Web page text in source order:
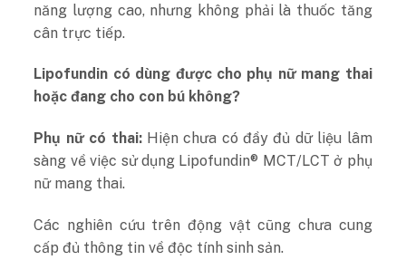
năng lượng cao, nhưng không phải là thuốc tăng
cân trực tiếp.
Lipofundin có dùng được cho phụ nữ mang thai
hoặc đang cho con bú không?
Phụ nữ có thai:Hiện chưa có đầy đủ dữ liệu lâm
sàng về việc sử dụng Lipofundin® MCT/LCT ở phụ
nữ mang thai.
Các nghiên cứu trên động vật cũng chưa cung
cấp đủ thông tin về độc tính sinh sản.